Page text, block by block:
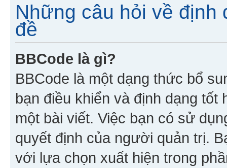
Những câu hỏi về định
đề
BBCode là gì?
BBCode là một dạng thức bổ
bạn điều khiển và định dạng
một bài viết. Việc bạn có sử
quyết định của người quản trị.
với lựa chọn xuất hiện trong